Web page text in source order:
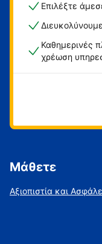
Επιλέξτε
Καθημερινές
χρέωση
Μάθετε
Αξιοπιστία και